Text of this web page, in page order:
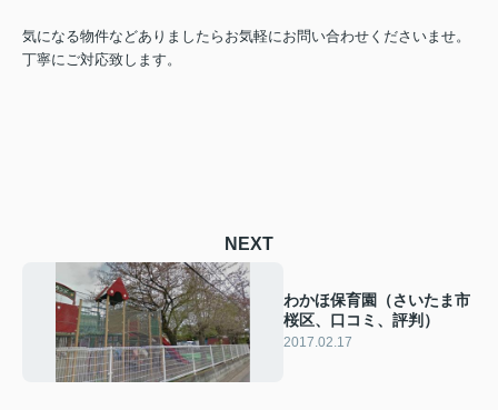
気になる物件などありましたらお気軽にお問い合わせくださいませ。
丁寧にご対応致します。
NEXT
わかほ保育園（さいたま市
桜区、口コミ、評判）
2017.02.17